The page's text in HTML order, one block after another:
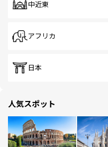
中近東
アフリカ
日本
人気スポット